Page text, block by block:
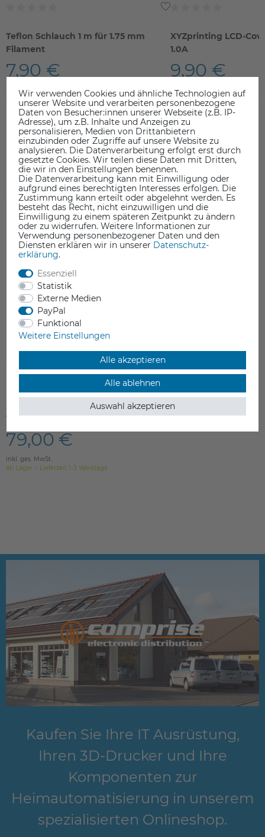
Teflon Schlauch 1 m für 1.75 mm
Filament
7,90 €
inkl. ges. MwSt.
ab Lager > Lieferzeit 1-3 Werktage
XYZprinting LCD-
1.0A
9,90 €
inkl. ges. MwSt.
ab Lager > Lieferzeit 1-3
DAS KÖNNTE SIE AUCH INTERESSIEREN
XYZprinting Druckbett da Vinci 1.0,
1.0A und 1.1 / Glas / 20x20cm
79,00 €
inkl. ges. MwSt.
ab Lager > Lieferzeit 1-3 Werktage
Kaufen Sie Ihre IT Ausrüstung,
Ihren 3D-Drucker und Ihre
Komponenten zur
Heimautomatisierung in unserem
spezialisierten Onlineshop.
Wir verwenden Cookies und ähnliche Technologien auf
unserer Website und verarbeiten personenbezogene
Daten von Besucher:innen unserer Webseite (z.B. IP-
Adresse), um z.B. Inhalte und Anzeigen zu
personalisieren, Medien von Drittanbietern
einzubinden oder Zugriffe auf unsere Website zu
analysieren. Die Datenverarbeitung erfolgt erst durch
gesetzte Cookies. Wir teilen diese Daten mit Dritten,
die wir in den Einstellungen benennen.
Die Datenverarbeitung kann mit Einwilligung oder
aufgrund eines berechtigten Interesses erfolgen. Die
Zustimmung kann erteilt oder abgelehnt werden. Es
besteht das Recht, nicht einzuwilligen und die
Einwilligung zu einem späteren Zeitpunkt zu ändern
oder zu widerrufen. Weitere Informationen zur
Verwendung personenbezogener Daten und den
Diensten erklären wir in unserer Daten­schutz­
erklärung.
Essenziell
Statistik
Externe Medien
PayPal
Funktional
Weitere Einstellungen
Alle akzeptieren
Alle ablehnen
Auswahl akzeptieren